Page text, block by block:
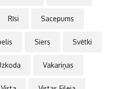
Rīsi Sacepums
Siers Svētki
Vakariņas